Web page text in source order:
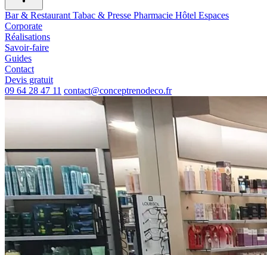
Bar & Restaurant Tabac & Presse Pharmacie Hôtel Espaces
Corporate
Réalisations
Savoir-faire
Guides
Contact
Devis gratuit
09 64 28 47 11 contact@conceptrenodeco.fr